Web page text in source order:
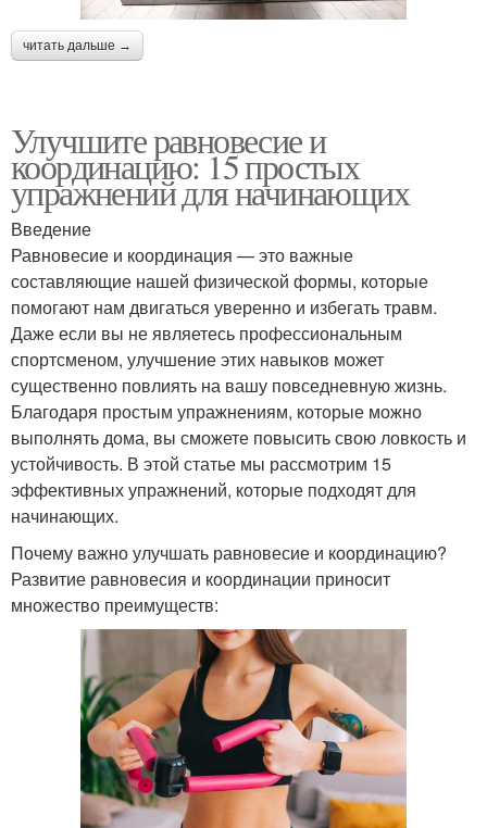
читать дальше →
Улучшите равновесие и
координацию: 15 простых
упражнений для начинающих
Введение
Равновесие и координация — это важные
составляющие нашей физической формы, которые
помогают нам двигаться уверенно и избегать травм.
Даже если вы не являетесь профессиональным
спортсменом, улучшение этих навыков может
существенно повлиять на вашу повседневную жизнь.
Благодаря простым упражнениям, которые можно
выполнять дома, вы сможете повысить свою ловкость и
устойчивость. В этой статье мы рассмотрим 15
эффективных упражнений, которые подходят для
начинающих.
Почему важно улучшать равновесие и координацию?
Развитие равновесия и координации приносит
множество преимуществ: